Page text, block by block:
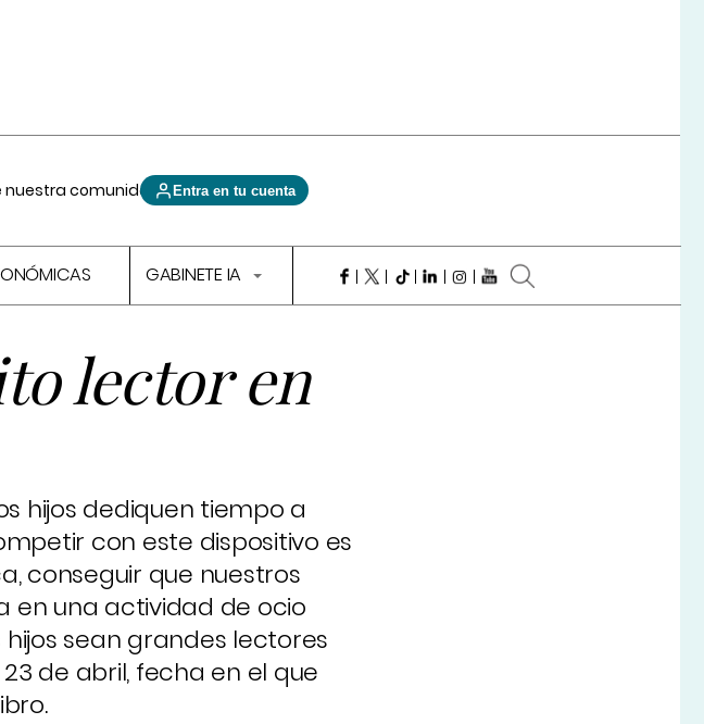
nuestra comunidad Entra en tu cuenta
GABINETE IA
lector en
hijos dediquen tiempo a
con este dispositivo es
conseguir que nuestros
en una actividad de ocio
sean grandes lectores
de abril, fecha en el que